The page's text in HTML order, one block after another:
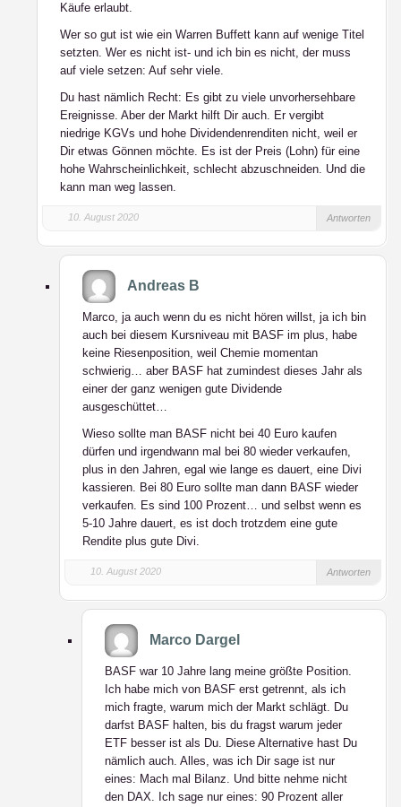
Käufe erlaubt.
Wer so gut ist wie ein Warren Buffett kann auf wenige Titel
setzten. Wer es nicht ist- und ich bin es nicht, der muss
auf viele setzen: Auf sehr viele.
Du hast nämlich Recht: Es gibt zu viele unvorhersehbare
Ereignisse. Aber der Markt hilft Dir auch. Er vergibt
niedrige KGVs und hohe Dividendenrenditen nicht, weil er
Dir etwas Gönnen möchte. Es ist der Preis (Lohn) für eine
hohe Wahrscheinlichkeit, schlecht abzuschneiden. Und die
kann man weg lassen.
10. August 2020 Antworten
Andreas B
Marco, ja auch wenn du es nicht hören willst, ja ich bin
auch bei diesem Kursniveau mit BASF im plus, habe
keine Riesenposition, weil Chemie momentan
schwierig… aber BASF hat zumindest dieses Jahr als
einer der ganz wenigen gute Dividende
ausgeschüttet…
Wieso sollte man BASF nicht bei 40 Euro kaufen
dürfen und irgendwann mal bei 80 wieder verkaufen,
plus in den Jahren, egal wie lange es dauert, eine Divi
kassieren. Bei 80 Euro sollte man dann BASF wieder
verkaufen. Es sind 100 Prozent… und selbst wenn es
5-10 Jahre dauert, es ist doch trotzdem eine gute
Rendite plus gute Divi.
10. August 2020 Antworten
Marco Dargel
BASF war 10 Jahre lang meine größte Position.
Ich habe mich von BASF erst getrennt, als ich
mich fragte, warum mich der Markt schlägt. Du
darfst BASF halten, bis du fragst warum jeder
ETF besser ist als Du. Diese Alternative hast Du
nämlich auch. Alles, was ich Dir sage ist nur
eines: Mach mal Bilanz. Und bitte nehme nicht
den DAX. Ich sage nur eines: 90 Prozent aller